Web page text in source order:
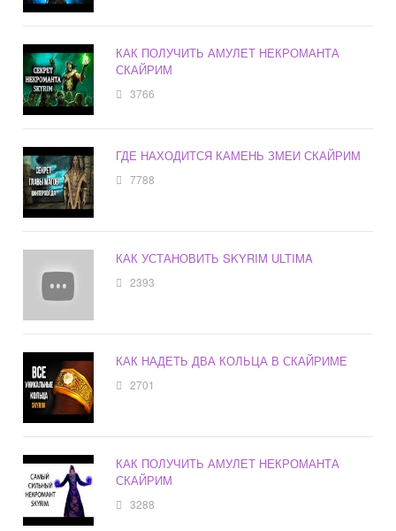
КАК ПОЛУЧИТЬ АМУЛЕТ НЕКРОМАНТА
СКАЙРИМ
3766
ГДЕ НАХОДИТСЯ КАМЕНЬ ЗМЕИ СКАЙРИМ
7788
КАК УСТАНОВИТЬ SKYRIM ULTIMA
2393
КАК НАДЕТЬ ДВА КОЛЬЦА В СКАЙРИМЕ
2701
КАК ПОЛУЧИТЬ АМУЛЕТ НЕКРОМАНТА
СКАЙРИМ
3288